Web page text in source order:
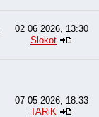
02 06 2026, 13:30
Slokot
07 05 2026, 18:33
TARiK